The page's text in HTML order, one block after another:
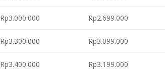
Rp3.000.000 Rp2.699.000
Rp3.300.000 Rp3.099.000
Rp3.400.000 Rp3.199.000